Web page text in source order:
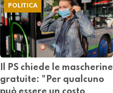
POLITICA
Il PS chiede le mascherine
gratuite: "Per qualcuno